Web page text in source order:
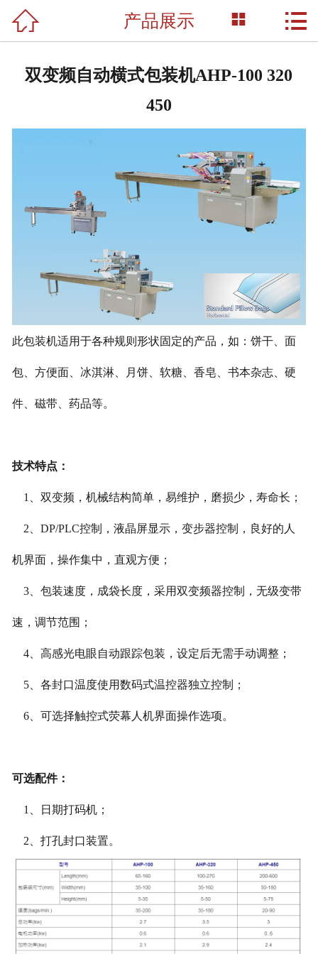
网站首页
新闻资讯
荣誉资质
成功案例
技术支持
联系我们
 产品展示  
双变频自动横式包装机AHP-100 320
450
此包装机适用于各种规则形状固定的产品 ， 如 ： 饼干、面
包、方便面、冰淇淋、月饼、软糖、香皂、书本杂志、硬
件、磁带、药品等。
技术特点：
1 双变频，机械结构简单，易维护，磨损少，寿命长；
2、DP/PLC控制，液晶屏显示，变步器控制，良好的人
机界面，操作集中，直观方便；
3、 包装速度，成袋长度，采用双变频器控制，无级变带
速，调节范围；
4、 高感光电眼自动跟踪包装，设定后无需手动调整；
5、 各封口温度使用数码式温控器独立控制；
6、 可选择触控式荧幕人机界面操作选项。
可选配件：
1 日期打码机；
2 打孔封口装置。